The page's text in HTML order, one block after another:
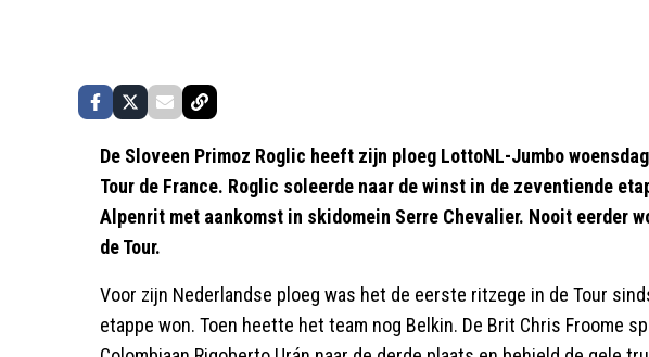
De Sloveen Primoz Roglic heeft zijn ploeg LottoNL-Jumbo
Tour de France. Roglic soleerde naar de winst in de zeventiende
Alpenrit met aankomst in skidomein Serre Chevalier. Nooit eerder
de Tour.
Voor zijn Nederlandse ploeg was het de eerste ritzege in de Tour
etappe won. Toen heette het team nog Belkin. De Brit Chris Froome